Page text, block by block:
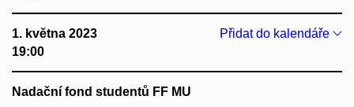
1. května 2023
19:00
Přidat do kalendáře
Nadační fond studentů FF MU